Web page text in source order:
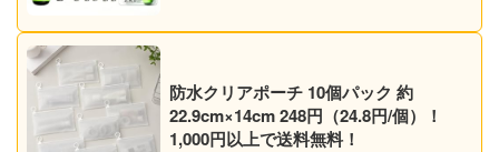
防水クリアポーチ 10個パック 約
22.9cm×14cm 248円（24.8円/個）！
1,000円以上で送料無料！